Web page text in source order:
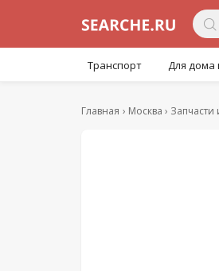
Транспорт Для дома
Главная Москва Запчасти